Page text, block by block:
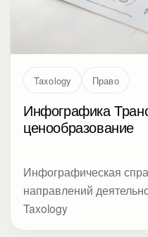
Инфографика
ценообразование
направлений
Taxology